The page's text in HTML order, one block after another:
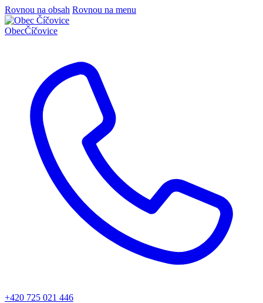
Rovnou na obsah Rovnou na menu
ObecČíčovice
+420 725 021 446